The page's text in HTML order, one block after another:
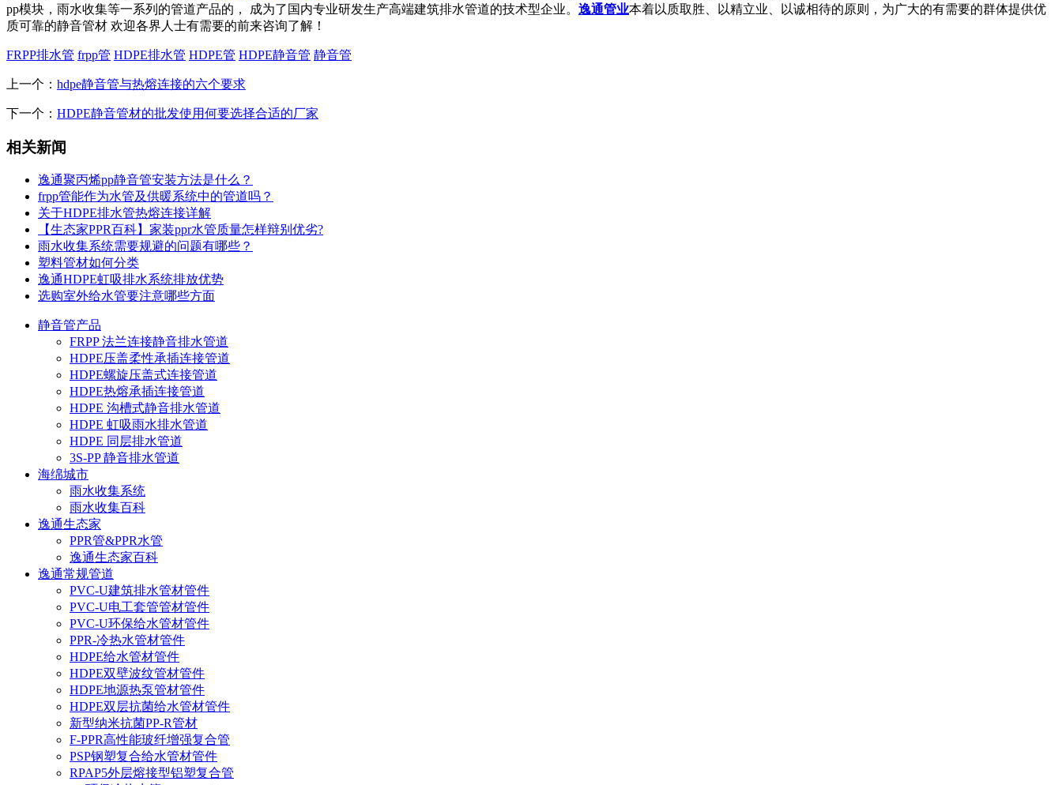
pp模块，雨水收集等一系列的管道产品的， 成为了国内专业研发生产高端建筑排水管道的技术型企业。 逸通管业本着以质取胜、以精立业、以诚相待的原则，为广大的有需要的群体提供优
质可靠的静音管材 欢迎各界人士有需要的前来咨询了解！
FRPP排水管 frpp管 HDPE排水管 HDPE管 HDPE静音管 静音管
上一个： hdpe静音管与热熔连接的六个要求
下一个： HDPE静音管材的批发使用何要选择合适的厂家
相关新闻
逸通聚丙烯pp静音管安装方法是什么？
frpp管能作为水管及供暖系统中的管道吗？
关于HDPE排水管热熔连接详解
【生态家PPR百科】家装ppr水管质量怎样辩别优劣?
雨水收集系统需要规避的问题有哪些？
塑料管材如何分类
逸通HDPE虹吸排水系统排放优势
选购室外给水管要注意哪些方面
静音管产品
FRPP 法兰连接静音排水管道
HDPE压盖柔性承插连接管道
HDPE螺旋压盖式连接管道
HDPE热熔承插连接管道
HDPE 沟槽式静音排水管道
HDPE 虹吸雨水排水管道
HDPE 同层排水管道
3S-PP 静音排水管道
海绵城市
雨水收集系统
雨水收集百科
逸通生态家
PPR管&PPR水管
逸通生态家百科
逸通常规管道
PVC-U建筑排水管材管件
PVC-U电工套管管材管件
PVC-U环保给水管材管件
PPR-冷热水管材管件
HDPE给水管材管件
HDPE双壁波纹管材管件
HDPE地源热泵管材管件
HDPE双层抗菌给水管材管件
新型纳米抗菌PP-R管材
F-PPR高性能玻纤增强复合管
PSP钢塑复合给水管材管件
RPAP5外层熔接型铝塑复合管